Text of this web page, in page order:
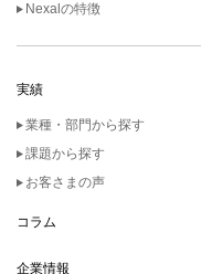
Nexalの特徴
実績
業種・部門から探す
課題から探す
お客さまの声
コラム
企業情報